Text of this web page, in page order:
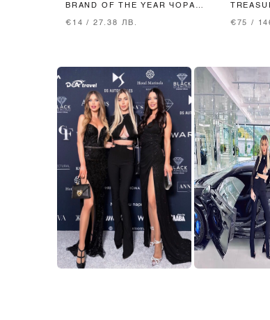
BRAND OF THE YEAR ЧОРАПИ
€14 / 27.38 ЛВ.
€75 /